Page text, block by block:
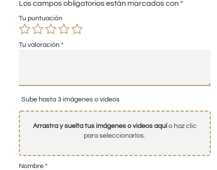
Los campos obligatorios están marcados con *
Tu puntuación
Tu valoración *
Sube hasta 3 imágenes o vídeos
Arrastra y suelta tus imágenes o videos aquío haz clic
para seleccionarlos.
Nombre *